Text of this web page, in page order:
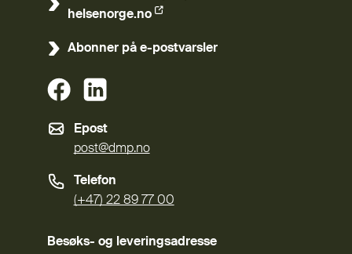
helsenorge.no
(Ekstern lenke)
Abonner på e-postvarsler
(Ekstern lenke)
Epost
post@dmp.no
Telefon
(+47) 22 89 77 00
Besøks- og leveringsadresse